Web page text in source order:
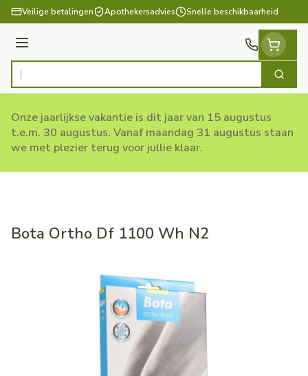
Ga naar de inhoud
Veilige betalingen Apothekersadvies Snelle beschikbaarheid
Menu
Product, merk, categorie... Zoek
Onze jaarlijkse vakantie is dit jaar van 15 augustus
t.e.m. 30 augustus. Vanaf maandag 31 augustus staan
we met plezier terug voor jullie klaar.
Bota Ortho Df 1100 Wh N2